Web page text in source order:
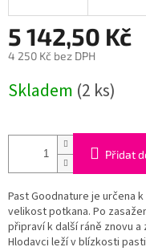
5 142,50 Kč
4 250 Kč bez DPH
cena:
Skladem (2 ks)
Přidat
Past Goodnature je určena
velikost potkana. Po
připraví k další ráně znovu
Hlodavci leží v blízkosti